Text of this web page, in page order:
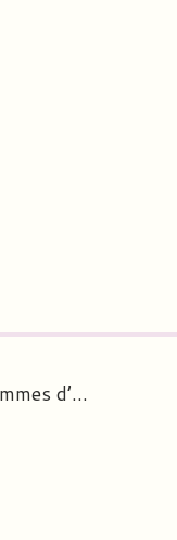
En route pour la dictée – Femmes & Hommes d’exception CM